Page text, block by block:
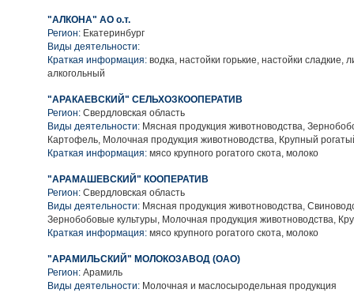
"АЛКОНА" АО о.т.
Регион: Екатеринбург
Виды деятельности:
Краткая информация: водка, настойки горькие, настойки сладкие,
алкогольный
"АРАКАЕВСКИЙ" СЕЛЬХОЗКООПЕРАТИВ
Регион: Свердловская область
Виды деятельности: Мясная продукция животноводства,
Картофель, Молочная продукция животноводства, Крупный
Краткая информация: мясо крупного рогатого скота, молоко
"АРАМАШЕВСКИЙ" КООПЕРАТИВ
Регион: Свердловская область
Виды деятельности: Мясная продукция животноводства,
Зернобобовые культуры, Молочная продукция животноводства,
Краткая информация: мясо крупного рогатого скота, молоко
"АРАМИЛЬСКИЙ" МОЛОКОЗАВОД (ОАО)
Регион: Арамиль
Виды деятельности: Молочная и маслосыродельная продукция